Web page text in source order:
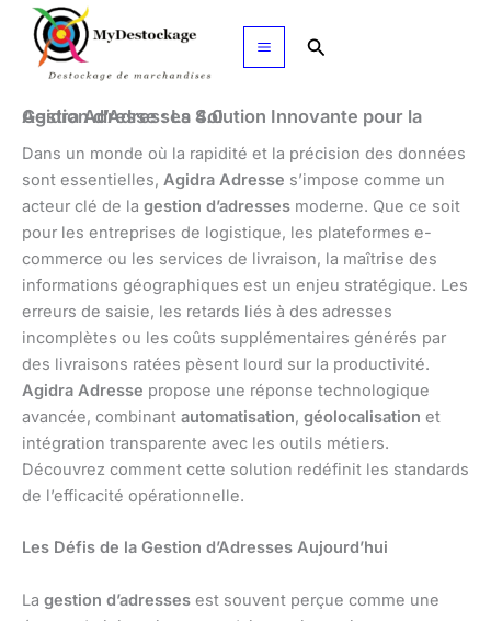
Aller
contenu
Rechercher
Agidra Adresse : La Solution Innovante pour la Gestion d’Adresses 4.0
Dans un monde où la rapidité et la précision des données
sont essentielles, Agidra Adresse s’impose comme un
acteur clé de la gestion d’adresses moderne. Que ce soit
pour les entreprises de logistique, les plateformes e-
commerce ou les services de livraison, la maîtrise des
informations géographiques est un enjeu stratégique. Les
erreurs de saisie, les retards liés à des adresses
incomplètes ou les coûts supplémentaires générés par
des livraisons ratées pèsent lourd sur la productivité.
Agidra Adresse propose une réponse technologique
avancée, combinant automatisation, géolocalisation et
intégration transparente avec les outils métiers.
Découvrez comment cette solution redéfinit les standards
de l’efficacité opérationnelle.
Les Défis de la Gestion d’Adresses Aujourd’hui
La gestion d’adresses est souvent perçue comme une